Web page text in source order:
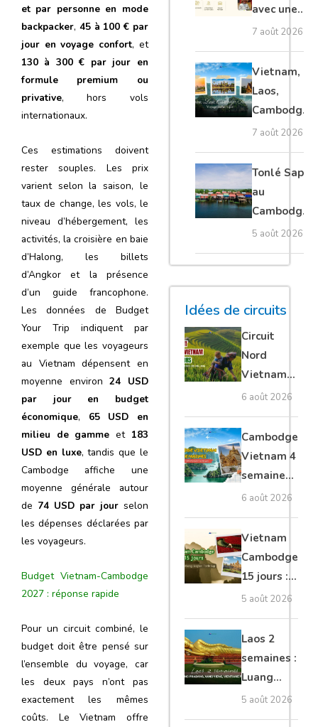
et par personne en mode
backpacker, 45 à 100 € par
jour en voyage confort, et
130 à 300 € par jour en
formule premium ou
privative, hors vols
internationaux.
Ces estimations doivent
rester souples. Les prix
varient selon la saison, le
taux de change, les vols, le
niveau d’hébergement, les
activités, la croisière en baie
d’Halong, les billets
d’Angkor et la présence
d’un guide francophone.
Les données de Budget
Your Trip indiquent par
exemple que les voyageurs
au Vietnam dépensent en
moyenne environ24 USD
par jour en budget
économique, 65 USD en
milieu de gamme et 183
USD en luxe, tandis que le
Cambodge affiche une
moyenne générale autour
de 74 USD par jourselon
les dépenses déclarées par
les voyageurs.
Budget Vietnam-Cambodge
2027 : réponse rapide
Pour un circuit combiné, le
budget doit être pensé sur
l’ensemble du voyage, car
les deux pays n’ont pas
exactement les mêmes
coûts. Le Vietnam offre
avec une
agence
locale :
guide
complet
7 août 2026
Vietnam,
Laos,
Cambodge,
Thaïlande :
voyage
authentique
7 août 2026
Tonlé Sap
au
Cambodge :
villages
flottants,
meilleure
saison et
conseils
5 août 2026
Idées de circuits
Circuit
Nord
Vietnam
15 jours :
Ha Giang
loop en
moto, Ninh
Binh, Lan
6 août 2026
Cambodge
Vietnam 4
semaines :
Angkor,
Tonkin
secret &
Mékong
6 août 2026
Vietnam
Cambodge
15 jours :
Hanoi,
Mékong,
Angkor,
Tonlé Sap
5 août 2026
Laos 2
semaines :
Luang
Prabang,
Vang
5 août 2026